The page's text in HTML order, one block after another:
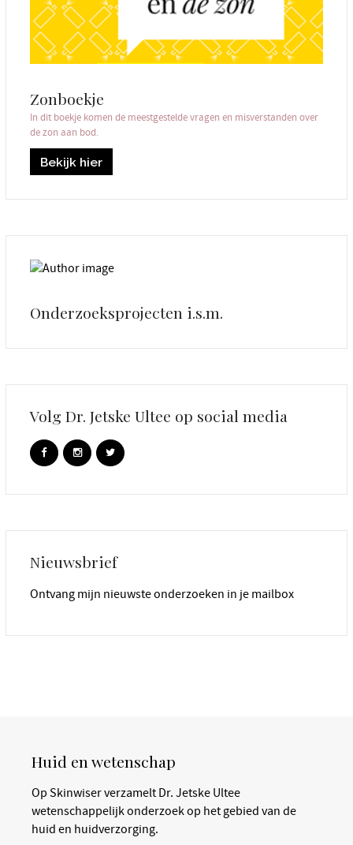
Zonboekje
In dit boekje komen de meestgestelde vragen en misverstanden over
de zon aan bod.
Bekijk hier
Onderzoeksprojecten i.s.m.
Volg Dr. Jetske Ultee op social media
Nieuwsbrief
Ontvang mijn nieuwste onderzoeken in je mailbox
Huid en wetenschap
Op Skinwiser verzamelt Dr. Jetske Ultee
wetenschappelijk onderzoek op het gebied van de
huid en huidverzorging.